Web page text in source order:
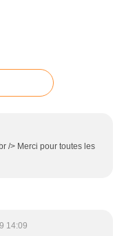
/> Merci pour toutes les
14:09